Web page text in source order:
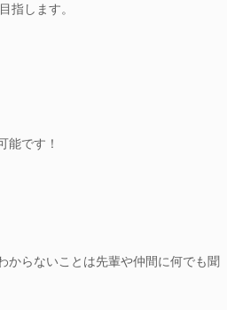
指します。
能です！
からないことは先輩や仲間に何でも聞